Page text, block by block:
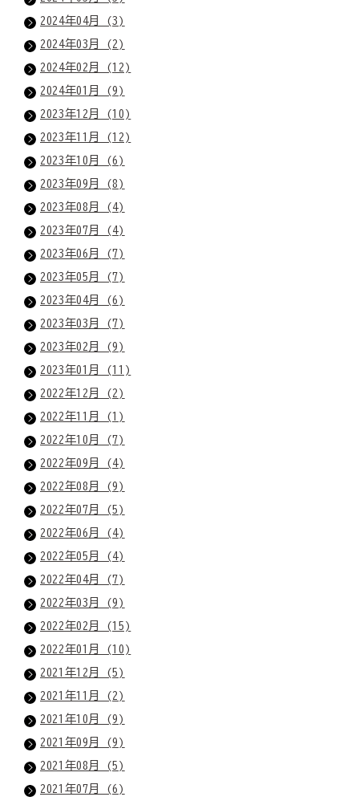
2024年04月 (3)
2024年03月 (2)
2024年02月 (12)
2024年01月 (9)
2023年12月 (10)
2023年11月 (12)
2023年10月 (6)
2023年09月 (8)
2023年08月 (4)
2023年07月 (4)
2023年06月 (7)
2023年05月 (7)
2023年04月 (6)
2023年03月 (7)
2023年02月 (9)
2023年01月 (11)
2022年12月 (2)
2022年11月 (1)
2022年10月 (7)
2022年09月 (4)
2022年08月 (9)
2022年07月 (5)
2022年06月 (4)
2022年05月 (4)
2022年04月 (7)
2022年03月 (9)
2022年02月 (15)
2022年01月 (10)
2021年12月 (5)
2021年11月 (2)
2021年10月 (9)
2021年09月 (9)
2021年08月 (5)
2021年07月 (6)